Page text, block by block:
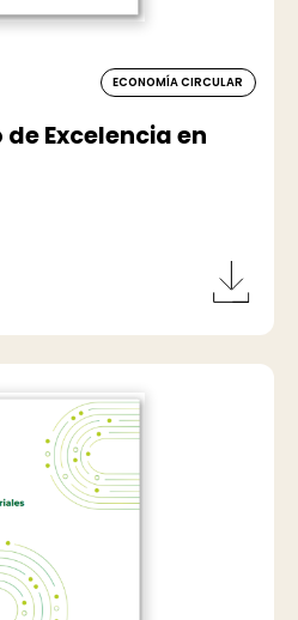
ECONOMÍA CIRCULAR
Excelencia en